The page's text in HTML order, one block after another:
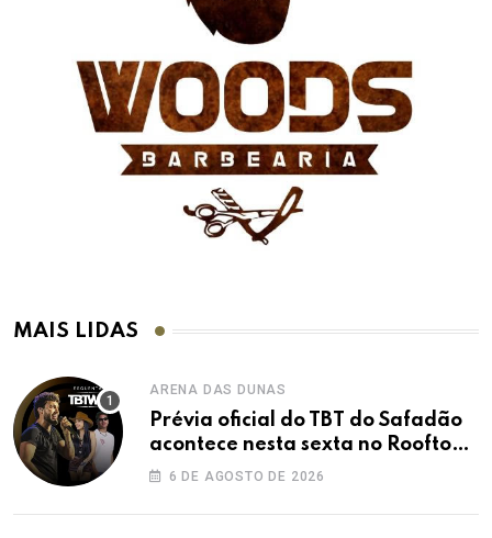
MAIS LIDAS
ARENA DAS DUNAS
Prévia oficial do TBT do Safadão
acontece nesta sexta no Rooftop
Dunas
6 DE AGOSTO DE 2026